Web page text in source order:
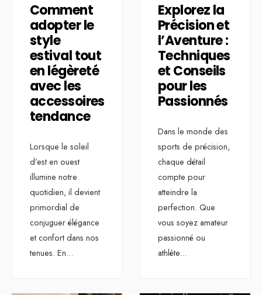
Comment
adopter le
style
estival tout
en légèreté
avec les
accessoires
tendance
Lorsque le soleil
d’est en ouest
illumine notre
quotidien, il devient
primordial de
conjuguer élégance
et confort dans nos
tenues. En...
Explorez la
Précision et
l’Aventure :
Techniques
et Conseils
pour les
Passionnés
Dans le monde des
sports de précision,
chaque détail
compte pour
atteindre la
perfection. Que
vous soyez amateur
passionné ou
athlète...